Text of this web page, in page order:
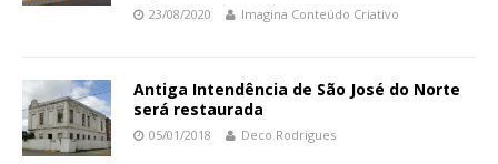
23/08/2020 Imagina Conteúdo Criativo
Antiga Intendência de São José do Norte
será restaurada
05/01/2018 Deco Rodrigues